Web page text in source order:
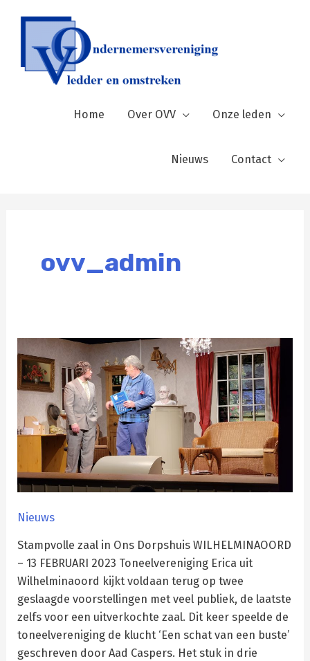
Home Over OVV Onze leden
Nieuws Contact
ovv_admin
Nieuws
Stampvolle zaal in Ons Dorpshuis WILHELMINAOORD
– 13 FEBRUARI 2023 Toneelvereniging Erica uit
Wilhelminaoord kijkt voldaan terug op twee
geslaagde voorstellingen met veel publiek, de laatste
zelfs voor een uitverkochte zaal. Dit keer speelde de
toneelvereniging de klucht ‘Een schat van een buste’
geschreven door Aad Caspers. Het stuk in drie
Toneelvereniging
Erica
proost
de
goede
afloop!